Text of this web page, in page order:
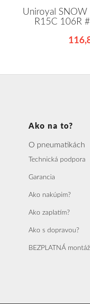
Uniroyal
R15C 106R
Ako na to?
O pneumatikách
Technická podpora
Garancia
Ako nakúpim?
Ako zaplatím?
Ako s dopravou?
BEZPLATNÁ montáž